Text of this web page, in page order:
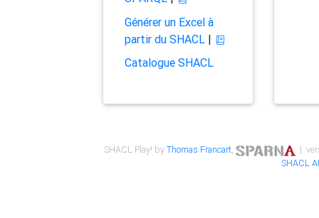
Générer un Excel à
partir du SHACL|
Catalogue SHACL
SHACL Play! byThomas Francart,
|
SHACL